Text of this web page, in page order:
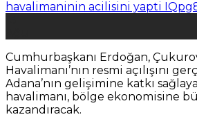
Cumhurbaşkanı Erdoğan,
Havalimanı’nın resmi açılışını
Adana’nın gelişimine katkı
havalimanı, bölge ekonomisine
kazandıracak.